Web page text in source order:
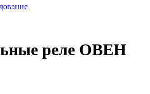
реле ОВЕН